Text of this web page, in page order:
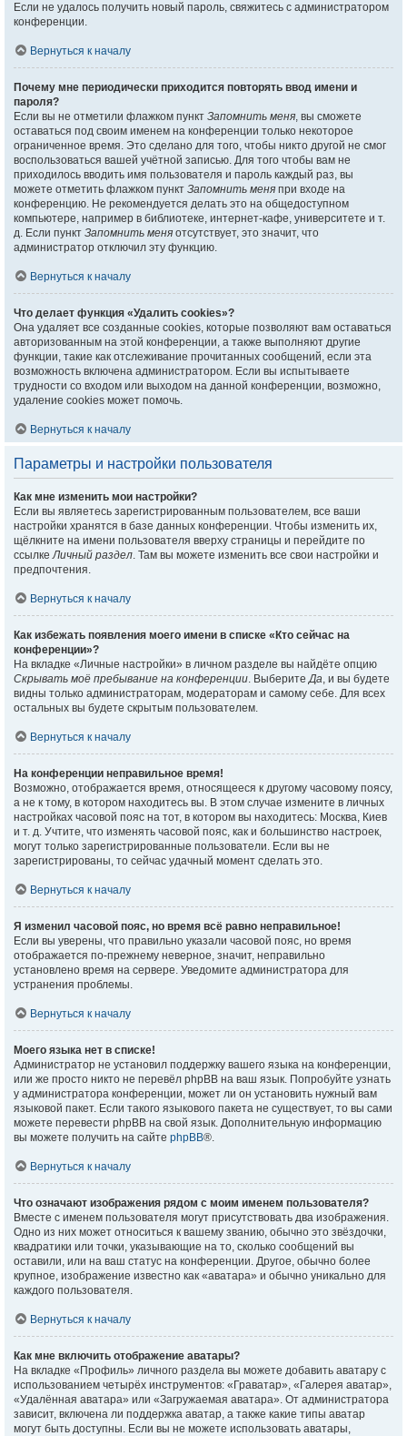
Если не удалось получить новый пароль, свяжитесь с администратором
конференции.
Вернуться к началу
Почему мне периодически приходится повторять ввод имени и
пароля?
Если вы не отметили флажком пункт Запомнить меня, вы сможете
оставаться под своим именем на конференции только некоторое
ограниченное время. Это сделано для того, чтобы никто другой не смог
воспользоваться вашей учётной записью. Для того чтобы вам не
приходилось вводить имя пользователя и пароль каждый раз, вы
можете отметить флажком пункт Запомнить меня при входе на
конференцию. Не рекомендуется делать это на общедоступном
компьютере, например в библиотеке, интернет-кафе, университете и т.
д. Если пункт Запомнить меня отсутствует, это значит, что
администратор отключил эту функцию.
Вернуться к началу
Что делает функция «Удалить cookies»?
Она удаляет все созданные cookies, которые позволяют вам оставаться
авторизованным на этой конференции, а также выполняют другие
функции, такие как отслеживание прочитанных сообщений, если эта
возможность включена администратором. Если вы испытываете
трудности со входом или выходом на данной конференции, возможно,
удаление cookies может помочь.
Вернуться к началу
Параметры и настройки пользователя
Как мне изменить мои настройки?
Если вы являетесь зарегистрированным пользователем, все ваши
настройки хранятся в базе данных конференции. Чтобы изменить их,
щёлкните на имени пользователя вверху страницы и перейдите по
ссылкеЛичный раздел. Там вы можете изменить все свои настройки и
предпочтения.
Вернуться к началу
Как избежать появления моего имени в списке «Кто сейчас на
конференции»?
На вкладке «Личные настройки» в личном разделе вы найдёте опцию
Скрывать моё пребывание на конференции. ВыберитеДа, и вы будете
видны только администраторам, модераторам и самому себе. Для всех
остальных вы будете скрытым пользователем.
Вернуться к началу
На конференции неправильное время!
Возможно, отображается время, относящееся к другому часовому поясу,
а не к тому, в котором находитесь вы. В этом случае измените в личных
настройках часовой пояс на тот, в котором вы находитесь: Москва, Киев
и т. д. Учтите, что изменять часовой пояс, как и большинство настроек,
могут только зарегистрированные пользователи. Если вы не
зарегистрированы, то сейчас удачный момент сделать это.
Вернуться к началу
Я изменил часовой пояс, но время всё равно неправильное!
Если вы уверены, что правильно указали часовой пояс, но время
отображается по-прежнему неверное, значит, неправильно
установлено время на сервере. Уведомите администратора для
устранения проблемы.
Вернуться к началу
Моего языка нет в списке!
Администратор не установил поддержку вашего языка на конференции,
или же просто никто не перевёл phpBB на ваш язык. Попробуйте узнать
у администратора конференции, может ли он установить нужный вам
языковой пакет. Если такого языкового пакета не существует, то вы сами
можете перевести phpBB на свой язык. Дополнительную информацию
вы можете получить на сайте phpBB®.
Вернуться к началу
Что означают изображения рядом с моим именем пользователя?
Вместе с именем пользователя могут присутствовать два изображения.
Одно из них может относиться к вашему званию, обычно это звёздочки,
квадратики или точки, указывающие на то, сколько сообщений вы
оставили, или на ваш статус на конференции. Другое, обычно более
крупное, изображение известно как «аватара» и обычно уникально для
каждого пользователя.
Вернуться к началу
Как мне включить отображение аватары?
На вкладке «Профиль» личного раздела вы можете добавить аватару с
использованием четырёх инструментов: «Граватар», «Галерея аватар»,
«Удалённая аватара» или «Загружаемая аватара». От администратора
зависит, включена ли поддержка аватар, а также какие типы аватар
могут быть доступны. Если вы не можете использовать аватары,